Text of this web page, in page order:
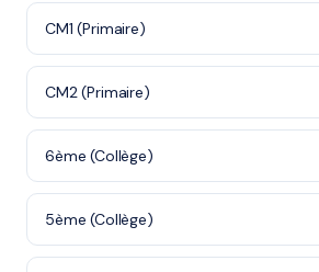
CM1 (Primaire)
CM2 (Primaire)
6ème (Collège)
5ème (Collège)